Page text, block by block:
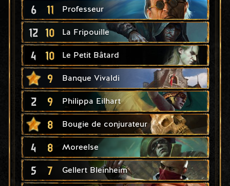
6 11 Professeur
12 10 La Fripouille
4 10 Le Petit Bâtard
9 Banque Vivaldi
2 9 Philippa Eilhart
8 Bougie de conjurateur
4 8 Moreelse
5 7 Gellert Bleinheim